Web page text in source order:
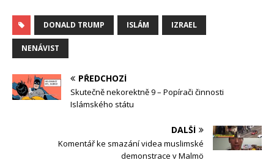
DONALD TRUMP ISLÁM IZRAEL
NENÁVIST
PŘEDCHOZÍ
Skutečně nekorektně 9 – Popírači činnosti
Islámského státu
DALŠÍ
Komentář ke smazání videa muslimské
demonstrace v Malmö